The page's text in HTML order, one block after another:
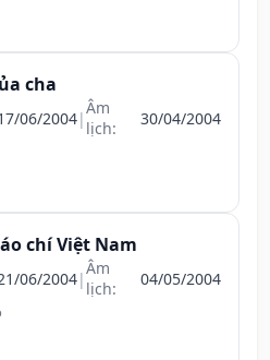
cha
06/2004|Âm
lịch:
30/04/2004
chí Việt Nam
06/2004|Âm
lịch:
04/05/2004